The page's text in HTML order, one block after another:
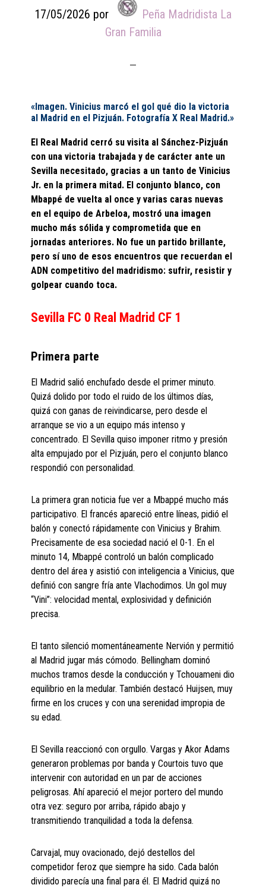
17/05/2026 por
Peña Madridista La
Gran Familia
«Imagen. Vinicius marcó el gol qué dio la victoria
al Madrid en el Pizjuán. Fotografía X Real Madrid.»
El Real Madrid cerró su visita al Sánchez-Pizjuán
con una victoria trabajada y de carácter ante un
Sevilla necesitado, gracias a un tanto de Vinicius
Jr. en la primera mitad. El conjunto blanco, con
Mbappé de vuelta al once y varias caras nuevas
en el equipo de Arbeloa, mostró una imagen
mucho más sólida y comprometida que en
jornadas anteriores. No fue un partido brillante,
pero sí uno de esos encuentros que recuerdan el
ADN competitivo del madridismo: sufrir, resistir y
golpear cuando toca.
Sevilla FC 0 Real Madrid CF 1
Primera parte
El Madrid salió enchufado desde el primer minuto.
Quizá dolido por todo el ruido de los últimos días,
quizá con ganas de reivindicarse, pero desde el
arranque se vio a un equipo más intenso y
concentrado. El Sevilla quiso imponer ritmo y presión
alta empujado por el Pizjuán, pero el conjunto blanco
respondió con personalidad.
La primera gran noticia fue ver a Mbappé mucho más
participativo. El francés apareció entre líneas, pidió el
balón y conectó rápidamente con Vinicius y Brahim.
Precisamente de esa sociedad nació el 0-1. En el
minuto 14, Mbappé controló un balón complicado
dentro del área y asistió con inteligencia a Vinicius, que
definió con sangre fría ante Vlachodimos. Un gol muy
“Vini”: velocidad mental, explosividad y definición
precisa.
El tanto silenció momentáneamente Nervión y permitió
al Madrid jugar más cómodo. Bellingham dominó
muchos tramos desde la conducción y Tchouameni dio
equilibrio en la medular. También destacó Huijsen, muy
firme en los cruces y con una serenidad impropia de
su edad.
El Sevilla reaccionó con orgullo. Vargas y Akor Adams
generaron problemas por banda y Courtois tuvo que
intervenir con autoridad en un par de acciones
peligrosas. Ahí apareció el mejor portero del mundo
otra vez: seguro por arriba, rápido abajo y
transmitiendo tranquilidad a toda la defensa.
Carvajal, muy ovacionado, dejó destellos del
competidor feroz que siempre ha sido. Cada balón
dividido parecía una final para él. El Madrid quizá no